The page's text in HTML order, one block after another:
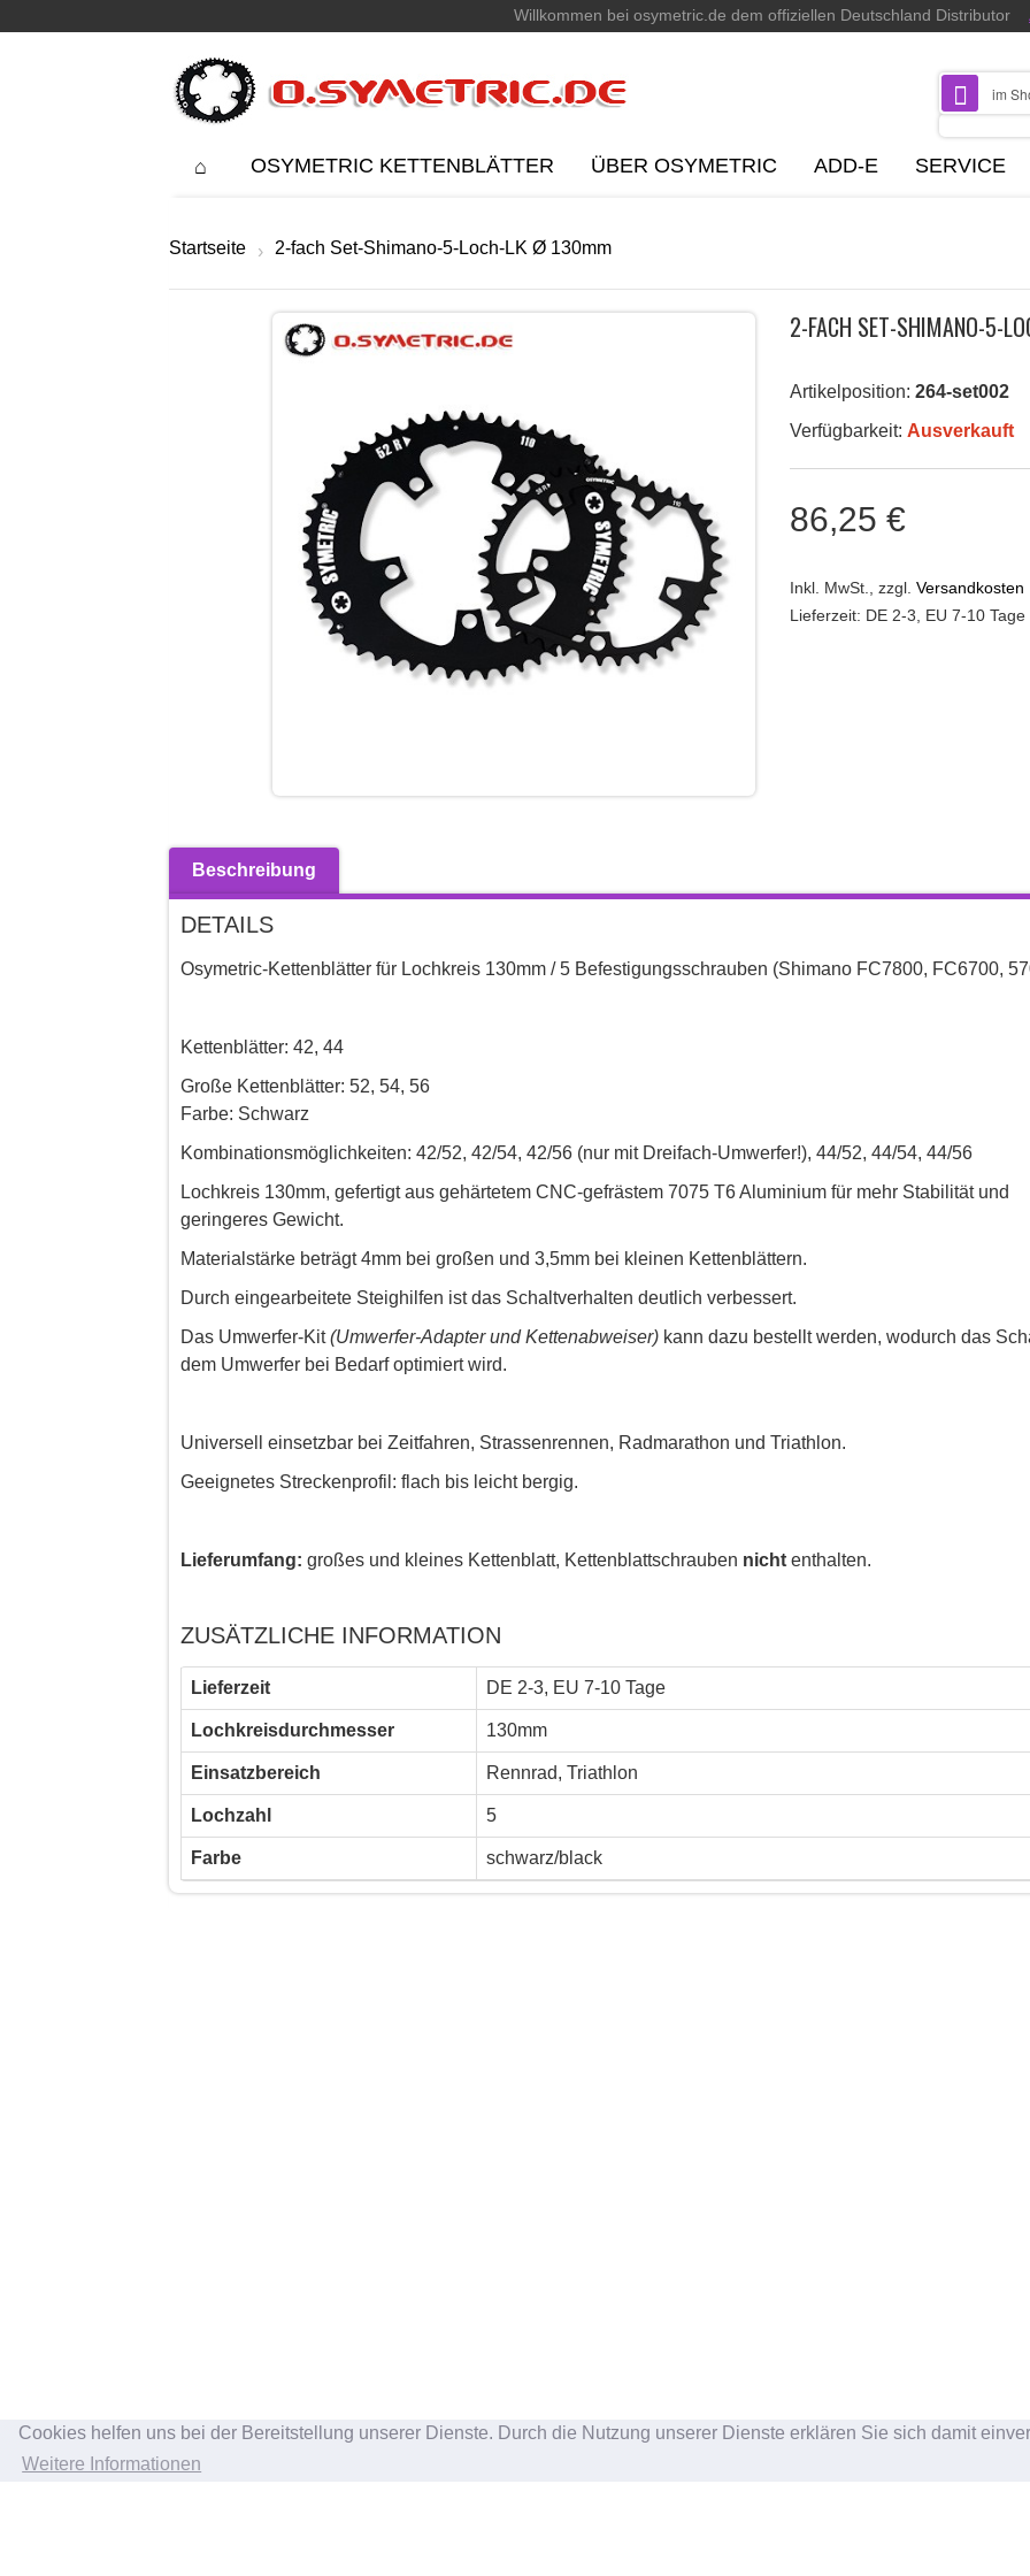
Cookies helfen uns bei der Bereitstellung unserer Dienste. Durch die Nutzung unserer Dienste erklären Sie sich damit
Weitere Informationen
Willkommen bei osymetric.de dem offiziellen Deutschland Distributor
OSYMETRIC KETTENBLÄTTER ÜBER OSYMETRIC ADD-E SERVICE
Startseite › 2-fach Set-Shimano-5-Loch-LK Ø 130mm
2-FACH SET-SHIMANO-5-
Artikelposition: 264-set002
Verfügbarkeit: Ausverkauft
86,25 €
Inkl. MwSt. zzgl. Versandkosten
Lieferzeit: DE 2-3, EU 7-10 Tage
Beschreibung
DETAILS
Osymetric-Kettenblätter für Lochkreis 130mm / 5 Befestigungsschrauben (Shimano FC7800, FC6700,
Kettenblätter: 42, 44
Große Kettenblätter: 52, 54, 56
Farbe: Schwarz
Kombinationsmöglichkeiten: 42/52, 42/54, 42/56 (nur mit Dreifach-Umwerfer!), 44/52, 44/54, 44/56
Lochkreis 130mm, gefertigt aus gehärtetem CNC-gefrästem 7075 T6 Aluminium für mehr Stabilität und
geringeres Gewicht.
Materialstärke beträgt 4mm bei großen und 3,5mm bei kleinen Kettenblättern.
Durch eingearbeitete Steighilfen ist das Schaltverhalten deutlich verbessert.
Das Umwerfer-Kit(Umwerfer-Adapter und Kettenabweiser) kann dazu bestellt werden, wodurch das
dem Umwerfer bei Bedarf optimiert wird.
Universell einsetzbar bei Zeitfahren, Strassenrennen, Radmarathon und Triathlon.
Geeignetes Streckenprofil: flach bis leicht bergig.
Lieferumfang: großes und kleines Kettenblatt, Kettenblattschrauben nicht enthalten.
ZUSÄTZLICHE INFORMATION
Lieferzeit DE 2-3, EU 7-10 Tage
Lochkreisdurchmesser 130mm
Einsatzbereich Rennrad, Triathlon
Lochzahl 5
Farbe schwarz/black